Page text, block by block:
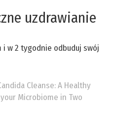
uzdrawianie
i w 2 tygodnie odbuduj swój
Cleanse: A Healthy
Microbiome in Two